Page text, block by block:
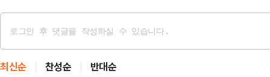
최신순 찬성순 반대순